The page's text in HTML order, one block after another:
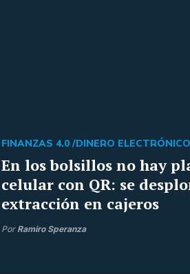
En los bolsillos no hay
celular con QR: se
extracción en cajeros
FINANZAS 4.0 /DINERO ELECTRÓNICO
Por Ramiro Speranza